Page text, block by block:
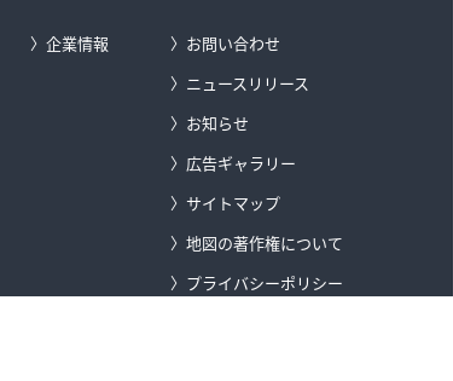
企業情報
お問い合わせ
ニュースリリース
お知らせ
広告ギャラリー
サイトマップ
地図の著作権について
プライバシーポリシー